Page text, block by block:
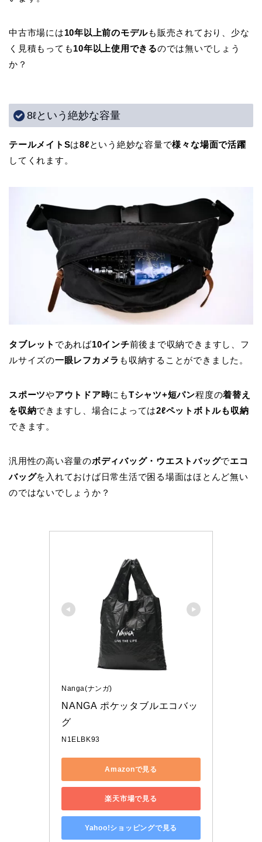
中古市場には10年以上前のモデルも販売されており、少な
く見積もっても10年以上使用できるのでは無いでしょう
か？
8ℓという絶妙な容量
テールメイトSは8ℓという絶妙な容量で様々な場面で活躍
してくれます。
タブレット であれば10インチ前後まで収納できますし、フ
ルサイズの一眼レフカメラ も収納することができました。
スポーツやアウトドア時にもTシャツ+短パン程度の着替え
を収納できますし、場合によっては2ℓペットボトルも収納
できます。
汎用性の高い容量のボディバッグ・ウエストバッグでエコ
バッグを入れておけば日常生活で困る場面はほとんど無い
のではないでしょうか？
Nanga(ナンガ)
NANGA ポケッタブルエコバッ
グ
N1ELBK93
Amazonで見る
楽天市場で見る
Yahoo!ショッピングで見る